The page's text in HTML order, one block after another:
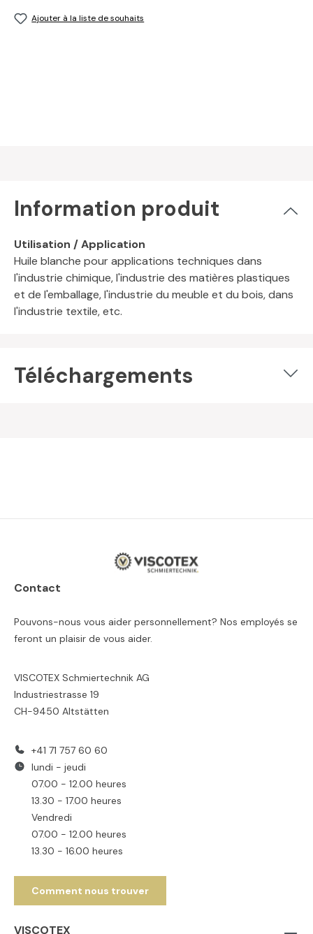
Ajouter à la liste de souhaits
Information produit
Utilisation / Application
Huile blanche pour applications techniques dans
l'industrie chimique, l'industrie des matières plastiques
et de l'emballage, l'industrie du meuble et du bois, dans
l'industrie textile, etc.
Téléchargements
Contact
Pouvons-nous vous aider personnellement? Nos employés se
feront un plaisir de vous aider.
VISCOTEX Schmiertechnik AG
Industriestrasse 19
CH-9450 Altstätten
+41 71 757 60 60
lundi - jeudi
07.00 - 12.00 heures
13.30 - 17.00 heures
Vendredi
07.00 - 12.00 heures
13.30 - 16.00 heures
Comment nous trouver
VISCOTEX